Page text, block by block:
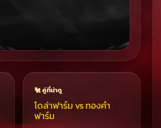
รวมโปรแกรมวันนี้ครบในหน้าเดียว
ดูคู่ชนเด่น ตารางแข่งขัน ภาพแต่ละคู่
และลิงก์ติดตามรายการต่อเนื่องจากจ้าว
🐔 คู่ที่น่าดู
โดล่าฟาร์ม vs ทองคำ
ฟาร์ม